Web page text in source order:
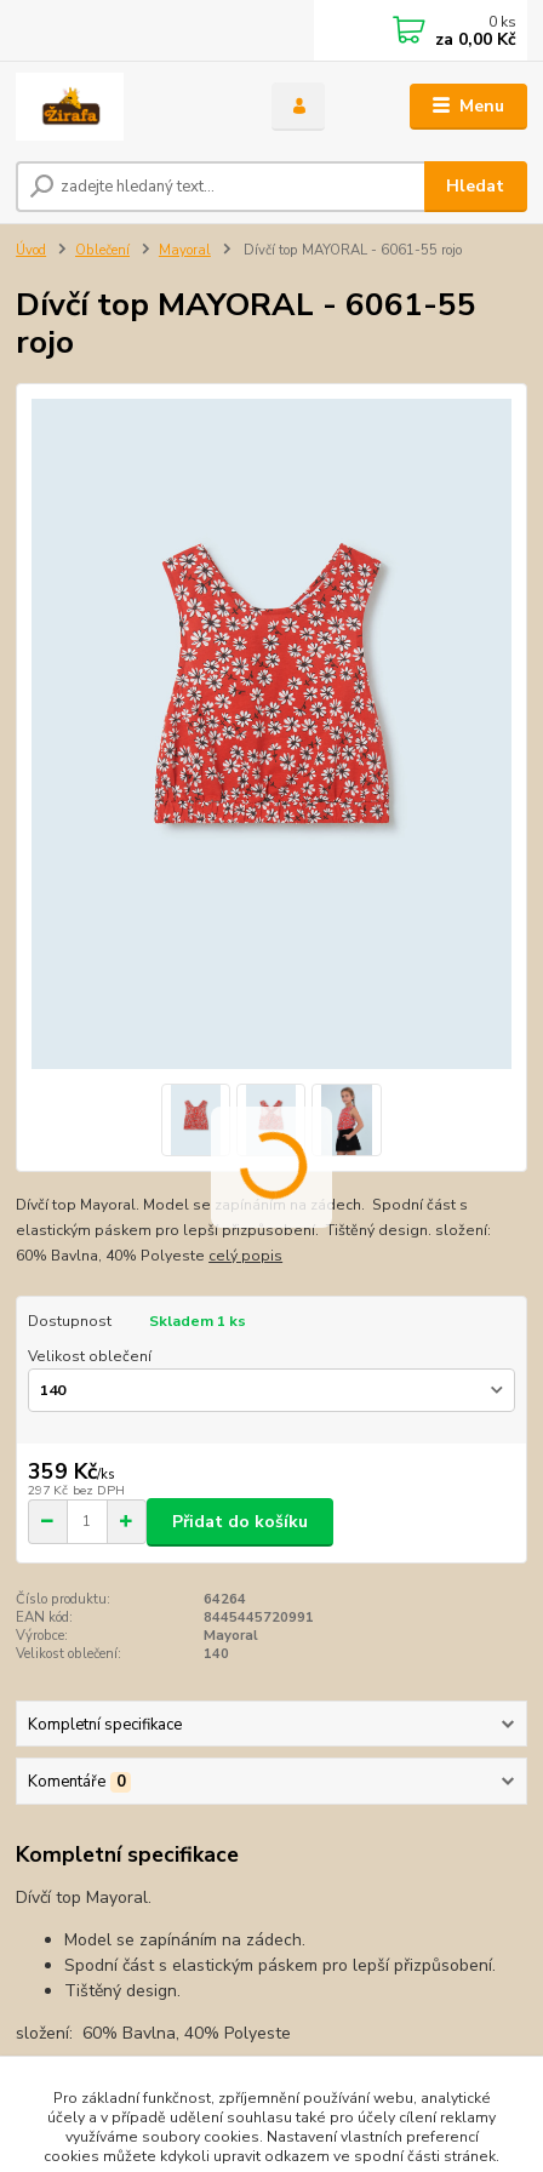
Menu
Hledat
0 ks
za 0,00 Kč
Úvod Oblečení Mayoral Dívčí top MAYORAL - 6061-55 rojo
Dívčí top MAYORAL - 6061-55
rojo
Dívčí top Mayoral. Model se zapínáním na zádech. Spodní část s
elastickým páskem pro lepší přizpůsobení. Tištěný design. složení:
60% Bavlna, 40% Polyeste celý popis
Dostupnost
Skladem 1 ks
Velikost oblečení
359 Kč/ks
297 Kč bez DPH
Přidat do košíku
Číslo produktu:
64264
EAN kód:
8445445720991
Výrobce:
Mayoral
Velikost oblečení:
140
Kompletní specifikace
Komentáře 0
Kompletní specifikace
Dívčí top Mayoral.
Model se zapínáním na zádech.
Spodní část s elastickým páskem pro lepší přizpůsobení.
Tištěný design.
složení: 60% Bavlna, 40% Polyeste
Zboží zařazeno v kategoriích
Pro základní funkčnost, zpříjemnění používání webu, analytické
účely a v případě udělení souhlasu také pro účely cílení reklamy
využíváme soubory cookies. Nastavení vlastních preferencí
cookies můžete kdykoli upravit odkazem ve spodní části stránek.